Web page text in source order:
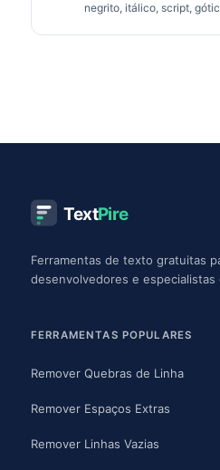
negrito, itálico, script,
TextPire
Ferramentas de texto gratuitas
desenvolvedores e especialistas
FERRAMENTAS POPULARES
Remover Quebras de Linha
Remover Espaços Extras
Remover Linhas Vazias